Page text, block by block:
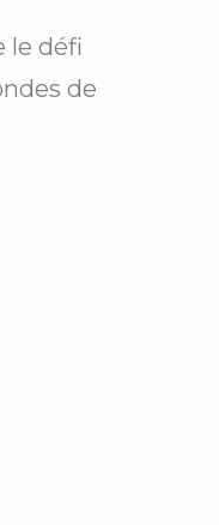
le défi
de